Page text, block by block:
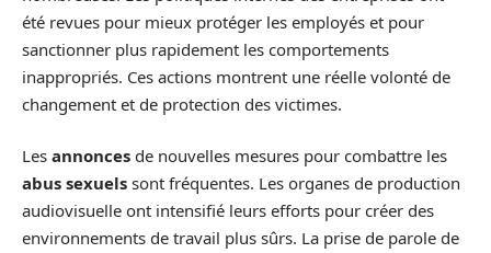
été revues pour mieux protéger les employés et pour
sanctionner plus rapidement les comportements
inappropriés. Ces actions montrent une réelle volonté de
changement et de protection des victimes.
Les annonces de nouvelles mesures pour combattre les
abus sexuels sont fréquentes. Les organes de production
audiovisuelle ont intensifié leurs efforts pour créer des
environnements de travail plus sûrs. La prise de parole de